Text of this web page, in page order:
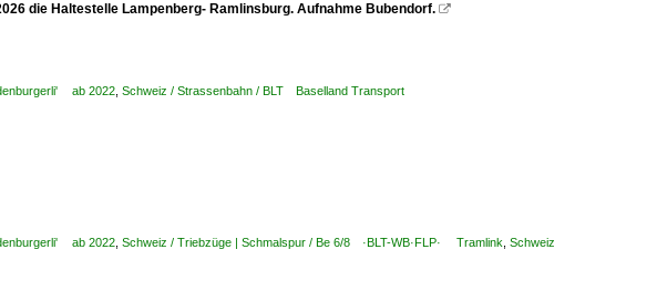
die Haltestelle Lampenberg- Ramlinsburg. Aufnahme Bubendorf. 
ab 2022 Schweiz / Strassenbahn / BLT Baselland Transport
ab 2022 Schweiz / Triebzüge | Schmalspur / Be 6/8 ·BLT-WB·FLP· Tramlink Schweiz